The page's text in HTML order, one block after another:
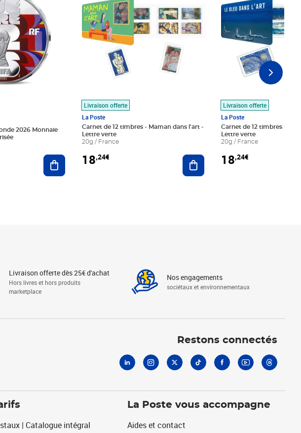
2026 Monnaie
Ajouter au panier
Livraison offerte
La Poste
Carnet de 12 timbres - Maman dans l'art -
Lettre verte
20g / France
18,24€ Ajouter au panier
Livraison offerte
La Poste
Carnet de 12 timbres - Le
Lettre verte
20g / France
18,24€
Livraison offerte dès 25€ d'achat
Hors livres et hors produits
marketplace
Nos engagements
sociétaux et environnementaux
Restons connectés
| Catalogue intégral
La Poste vous accompagne
Aides et contact